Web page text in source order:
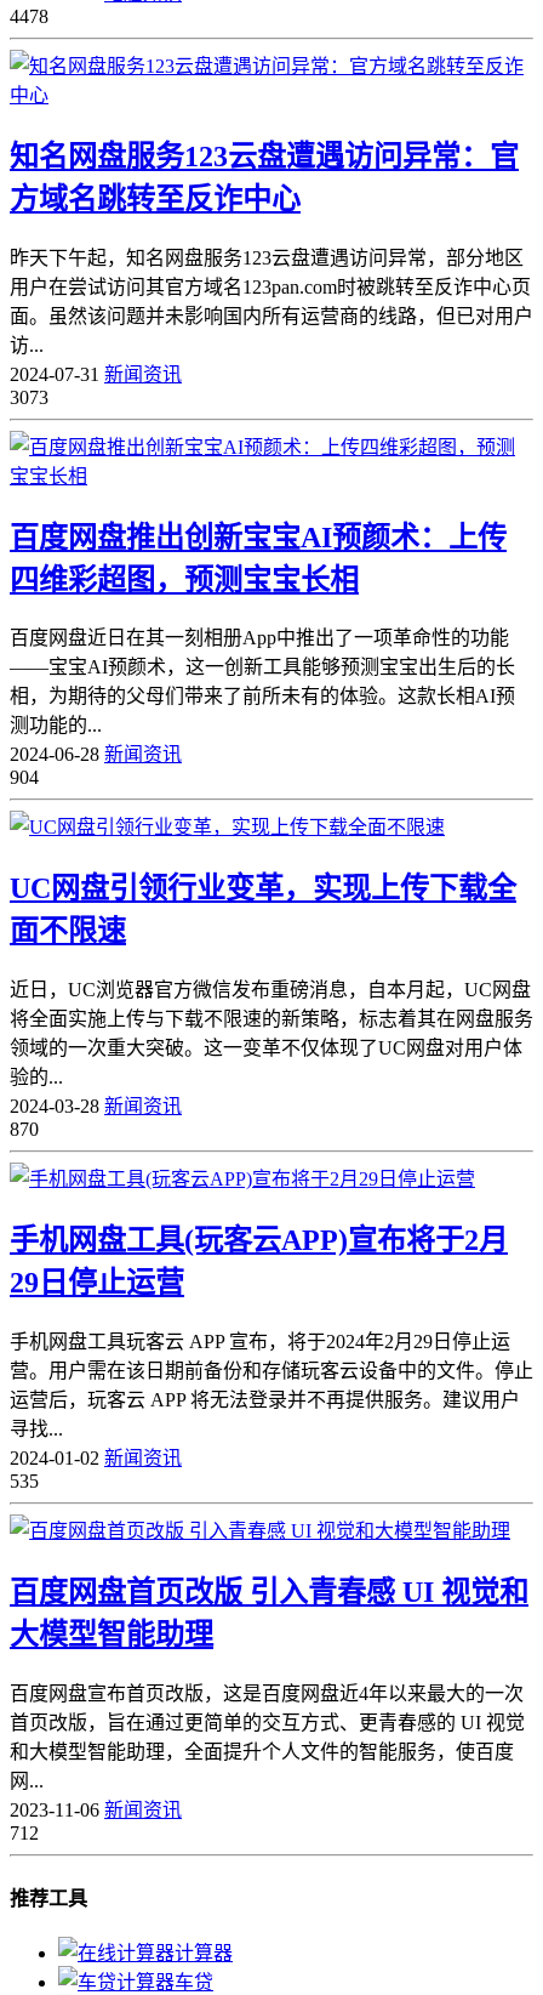
4478
知名网盘服务123云盘遭遇访问异常：官
方域名跳转至反诈中心
昨天下午起，知名网盘服务123云盘遭遇访问异常，部分地区
用户在尝试访问其官方域名123pan.com时被跳转至反诈中心页
面。虽然该问题并未影响国内所有运营商的线路，但已对用户
访...
2024-07-31 新闻资讯
3073
百度网盘推出创新宝宝AI预颜术：上传
四维彩超图，预测宝宝长相
百度网盘近日在其一刻相册App中推出了一项革命性的功能
——宝宝AI预颜术，这一创新工具能够预测宝宝出生后的长
相，为期待的父母们带来了前所未有的体验。这款长相AI预
测功能的...
2024-06-28 新闻资讯
904
UC网盘引领行业变革，实现上传下载全
面不限速
近日，UC浏览器官方微信发布重磅消息，自本月起，UC网盘
将全面实施上传与下载不限速的新策略，标志着其在网盘服务
领域的一次重大突破。这一变革不仅体现了UC网盘对用户体
验的...
2024-03-28 新闻资讯
870
手机网盘工具(玩客云APP)宣布将于2月
29日停止运营
手机网盘工具玩客云 APP 宣布，将于2024年2月29日停止运
营。用户需在该日期前备份和存储玩客云设备中的文件。停止
运营后，玩客云 APP 将无法登录并不再提供服务。建议用户
寻找...
2024-01-02 新闻资讯
535
百度网盘首页改版 引入青春感 UI 视觉和
大模型智能助理
​百度网盘宣布首页改版，这是百度网盘近4年以来最大的一次
首页改版，旨在通过更简单的交互方式、更青春感的 UI 视觉
和大模型智能助理，全面提升个人文件的智能服务，使百度
网...
2023-11-06 新闻资讯
712
推荐工具
计算器
车贷